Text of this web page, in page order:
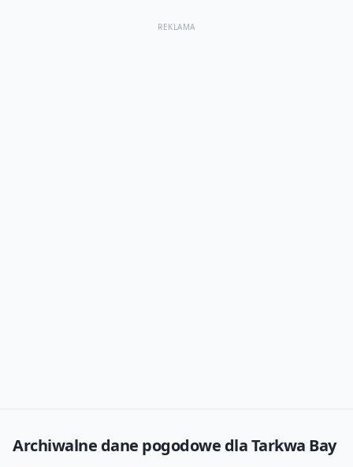
REKLAMA
Archiwalne dane pogodowe dlaTarkwa Bay